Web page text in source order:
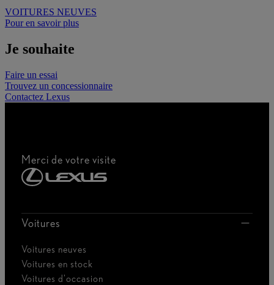
VOITURES NEUVES
Pour en savoir plus
Je souhaite
Faire un essai
Trouvez un concessionnaire
Contactez Lexus
Merci de votre visite
Voitures
Voitures neuves
Voitures en stock
Voitures d'occasion